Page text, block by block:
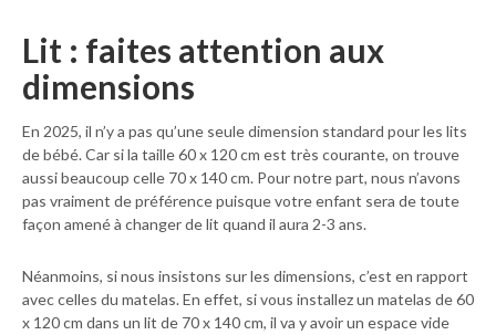
Lit : faites attention aux
dimensions
En 2025, il n’y a pas qu’une seule dimension standard pour les lits
de bébé. Car si la taille 60 x 120 cm est très courante, on trouve
aussi beaucoup celle 70 x 140 cm. Pour notre part, nous n’avons
pas vraiment de préférence puisque votre enfant sera de toute
façon amené à changer de lit quand il aura 2-3 ans.
Néanmoins, si nous insistons sur les dimensions, c’est en rapport
avec celles du matelas. En effet, si vous installez un matelas de 60
x 120 cm dans un lit de 70 x 140 cm, il va y avoir un espace vide